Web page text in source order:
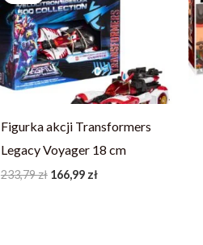
Figurka akcji Transformers
Legacy Voyager 18 cm
233,79zł
233,79 zł.
166,99 zł
166,99 zł.